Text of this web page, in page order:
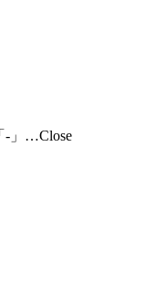
-」…Close